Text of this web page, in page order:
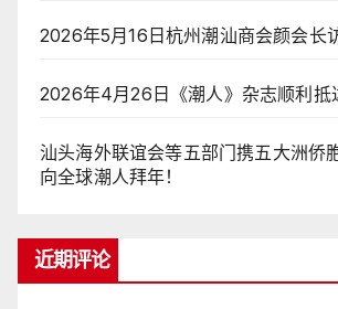
2026年5月16日杭州潮汕商会颜会长
2026年4月26日《潮人》杂志顺利抵
汕头海外联谊会等五部门携五大洲侨
向全球潮人拜年！
近期评论